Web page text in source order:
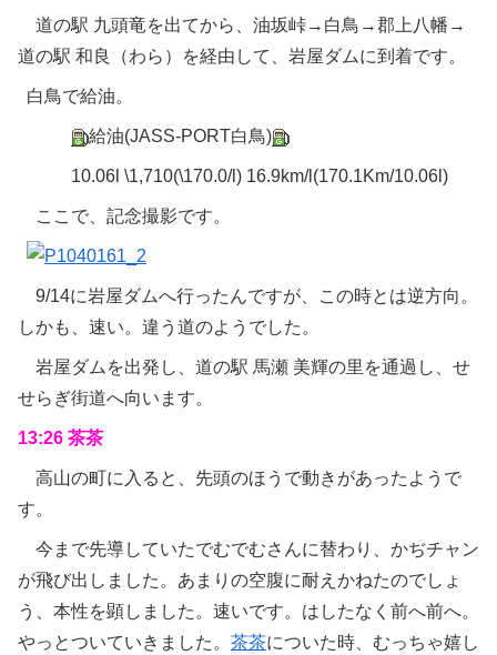
道の駅 九頭竜を出てから、油坂峠→白鳥→郡上八幡→
道の駅 和良（わら）を経由して、岩屋ダムに到着です。
白鳥で給油。
給油(JASS-PORT白鳥)
10.06l \1,710(\170.0/l) 16.9km/l(170.1Km/10.06l)
ここで、記念撮影です。
9/14に岩屋ダムへ行ったんですが、この時とは逆方向。
しかも、速い。違う道のようでした。
岩屋ダムを出発し、道の駅 馬瀬 美輝の里を通過し、せ
せらぎ街道へ向います。
13:26 茶茶
高山の町に入ると、先頭のほうで動きがあったようで
す。
今まで先導していたでむでむさんに替わり、かぢチャン
が飛び出しました。あまりの空腹に耐えかねたのでしょ
う、本性を顕しました。速いです。はしたなく前へ前へ。
やっとついていきました。 茶茶についた時、むっちゃ嬉し